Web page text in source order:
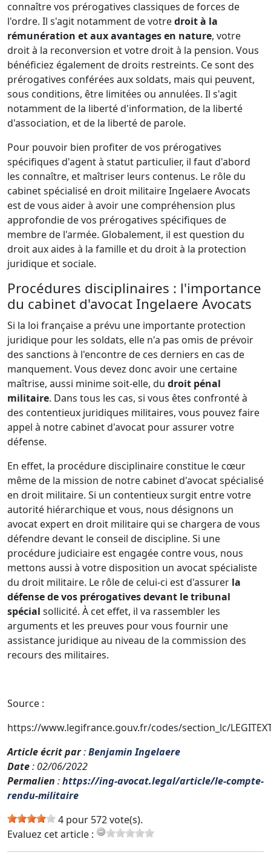
connaître vos prérogatives classiques de forces de
l'ordre. Il s'agit notamment de votredroit à la
rémunération et aux avantages en nature, votre
droit à la reconversion et votre droit à la pension. Vous
bénéficiez également de droits restreints. Ce sont des
prérogatives conférées aux soldats, mais qui peuvent,
sous conditions, être limitées ou annulées. Il s'agit
notamment de la liberté d'information, de la liberté
d'association, et de la liberté de parole.
Pour pouvoir bien profiter de vos prérogatives
spécifiques d'agent à statut particulier, il faut d'abord
les connaître, et maîtriser leurs contenus. Le rôle du
cabinet spécialisé en droit militaire Ingelaere Avocats
est de vous aider à avoir une compréhension plus
approfondie de vos prérogatives spécifiques de
membre de l'armée. Globalement, il est question du
droit aux aides à la famille et du droit à la protection
juridique et sociale.
Procédures disciplinaires : l'importance
du cabinet d'avocat Ingelaere Avocats
Si la loi française a prévu une importante protection
juridique pour les soldats, elle n'a pas omis de prévoir
des sanctions à l'encontre de ces derniers en cas de
manquement. Vous devez donc avoir une certaine
maîtrise, aussi minime soit-elle, du droit pénal
militaire. Dans tous les cas, si vous êtes confronté à
des contentieux juridiques militaires, vous pouvez faire
appel à notre cabinet d'avocat pour assurer votre
défense.
En effet, la procédure disciplinaire constitue le cœur
même de la mission de notre cabinet d'avocat spécialisé
en droit militaire. Si un contentieux surgit entre votre
autorité hiérarchique et vous, nous désignons un
avocat expert en droit militaire qui se chargera de vous
défendre devant le conseil de discipline. Si une
procédure judiciaire est engagée contre vous, nous
mettons aussi à votre disposition un avocat spécialiste
du droit militaire. Le rôle de celui-ci est d'assurer la
défense de vos prérogatives devant le tribunal
spécial sollicité. À cet effet, il va rassembler les
arguments et les preuves pour vous fournir une
assistance juridique au niveau de la commission des
recours des militaires.
Source :
https://www.legifrance.gouv.fr/codes/section_lc/
Article écrit par:Benjamin Ingelaere
Date: 02/06/2022
Permalien :https://ing-avocat.legal/article/le-compte-
rendu-militaire
4 pour 572 vote(s).
Evaluez cet article :